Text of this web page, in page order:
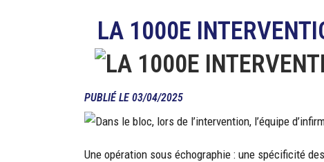
LA 1000E
PUBLIÉ LE03/04/2025
Une opération sous échographie : une spécificité